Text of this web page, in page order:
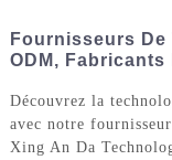
Fournisseurs
ODM, Fabricants
Découvrez la
avec notre
Xing An Da